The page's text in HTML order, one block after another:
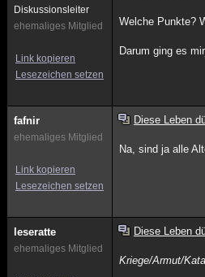
Diskussionsleiter
ehemaliges Mitglied
Link kopieren
Lesezeichen setzen
Welche Punkte?
Darum ging es
fafnir
ehemaliges Mitglied
Link kopieren
Lesezeichen setzen
Diese Leben
Na, sind ja alle
leseratte
ehemaliges Mitglied
Diese Leben
Kriege/Armut/